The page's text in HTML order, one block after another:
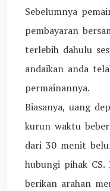
Sebelumnya
pembayaran
terlebih dahulu
andaikan anda
permainannya.
Biasanya, uang
kurun waktu
dari 30 menit
hubungi pihak
berikan arahan